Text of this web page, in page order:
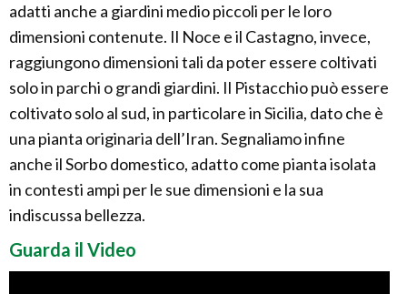
adatti anche a giardini medio piccoli per le loro
dimensioni contenute. Il Noce e il Castagno, invece,
raggiungono dimensioni tali da poter essere coltivati
solo in parchi o grandi giardini. Il Pistacchio può essere
coltivato solo al sud, in particolare in Sicilia, dato che è
una pianta originaria dell’Iran. Segnaliamo infine
anche il Sorbo domestico, adatto come pianta isolata
in contesti ampi per le sue dimensioni e la sua
indiscussa bellezza.
Guarda il Video